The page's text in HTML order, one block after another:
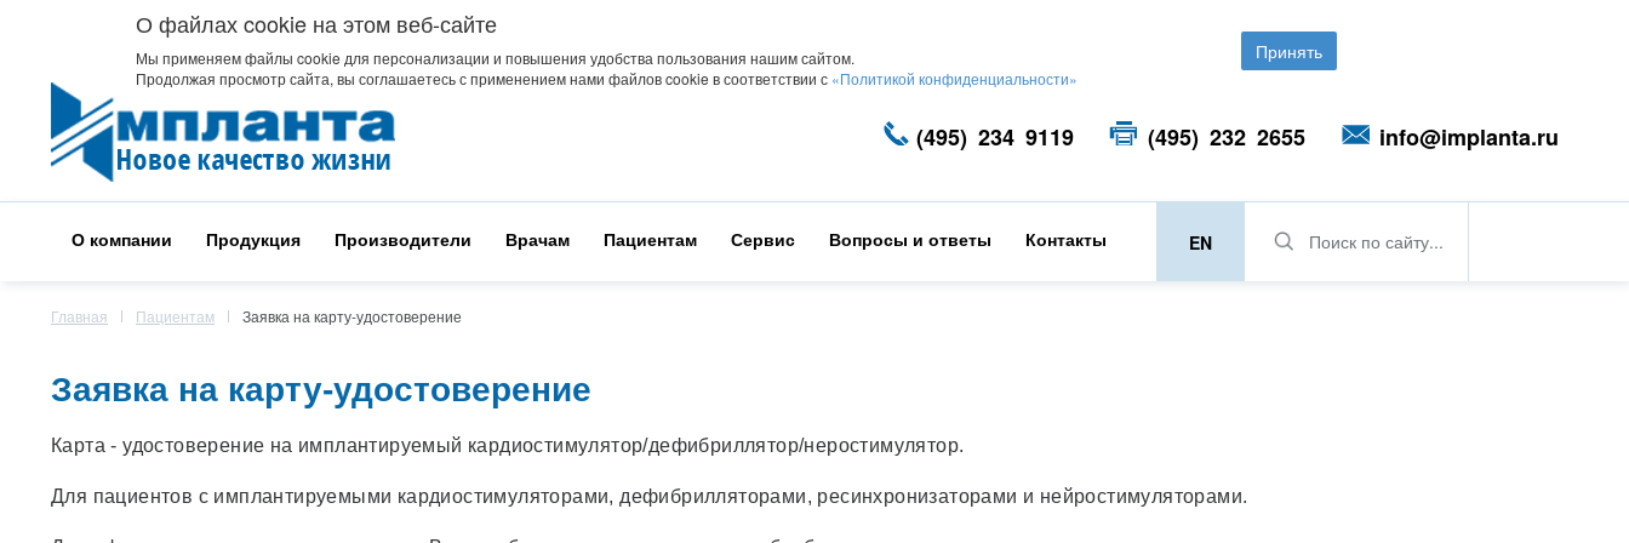
О файлах cookie на этом веб-сайте
Мы применяем файлы cookie для персонализации и повышения удобства пользования нашим сайтом.
Продолжая просмотр сайта, вы соглашаетесь с применением нами файлов cookie в соответствии с «Политикой конфиденциальности»
Принять
(495) 234 9119 (495) 232 2655 info@implanta.ru
О компании Продукция Производители Врачам Пациентам Сервис Вопросы и ответы Контакты EN Поиск по сайту...
Главная Пациентам Заявка на карту-удостоверение
Заявка на карту-удостоверение
Карта - удостоверение на имплантируемый кардиостимулятор/дефибриллятор/неростимулятор.
Для пациентов с имплантируемыми кардиостимуляторами, дефибрилляторами, ресинхронизаторами и нейростимуляторами.